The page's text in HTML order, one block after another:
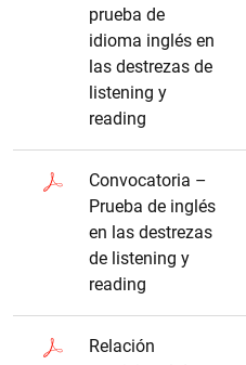
prueba de
idioma inglés en
las destrezas de
listening y
reading
Convocatoria –
Prueba de inglés
en las destrezas
de listening y
reading
Relación